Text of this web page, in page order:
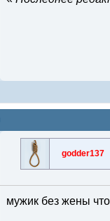
godder137
мужик без жены